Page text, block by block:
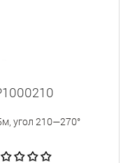
угол 210—270°